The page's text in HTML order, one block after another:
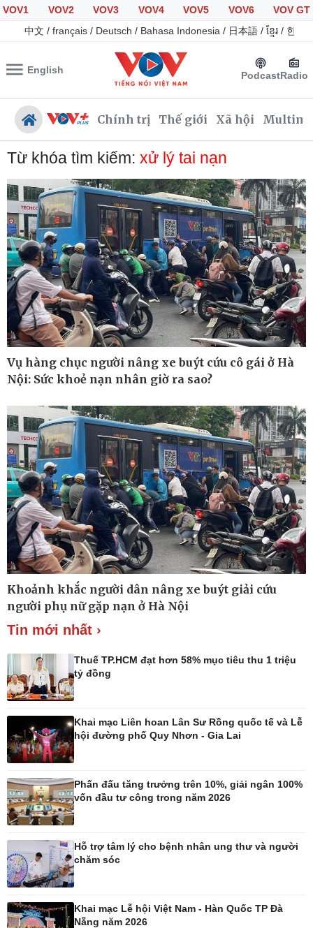
VOV1 VOV2 VOV3 VOV4 VOV5 VOV6
VOV GT
中文 / français / Deutsch / Bahasa Indonesia / 日本語 / ខ្មែរ / 한국
English PodcastRadio
Chính trị Thế giới Xã hội
Chính trị
Đảng
Tổ chức nhân sự
Quốc hội
Nhận diện sự thật
Xã hội
Tin 24h
Giáo dục
Dự báo thời tiết
Dấu ấn VOV
Việc làm
Biển đảo
Quan sát
Cuộc sống đó đây
Hồ sơ
Ảnh
Video
E-Magazine
Infographic
Kinh tế
Bất động sản
Khởi nghiệp
Thị trường
Giá vàng
Tiêu dùng
Tỷ giá
Pháp luật
Vụ án
Tin nóng
Tư vấn luật
Thể thao
Bóng đá Việt Nam
Thế giới thể thao
Từ khóa tìm kiếm: xử lý tai nạn
Vụ hàng chục người nâng xe buýt cứu cô gái ở Hà
Nội: Sức khoẻ nạn nhân giờ ra sao?
Khoảnh khắc người dân nâng xe buýt giải cứu
người phụ nữ gặp nạn ở Hà Nội
Tin mới nhất ›
Thuế TP.HCM đạt hơn 58% mục tiêu thu 1 triệu
tỷ đồng
Khai mạc Liên hoan Lân Sư Rồng quốc tế và Lễ
hội đường phố Quy Nhơn - Gia Lai
Phấn đấu tăng trưởng trên 10%, giải ngân 100%
vốn đầu tư công trong năm 2026
Hỗ trợ tâm lý cho bệnh nhân ung thư và người
chăm sóc
Khai mạc Lễ hội Việt Nam - Hàn Quốc TP Đà
Nẵng năm 2026